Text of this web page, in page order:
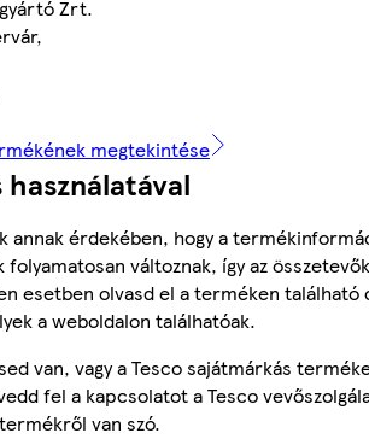
Zrt.
megtekintése
annak érdekében, hogy a
változnak, így az
esetben olvasd el a terméken található
a weboldalon találhatóak.
van, vagy a Tesco sajátmárkás
fel a kapcsolatot a Tesco
van szó.